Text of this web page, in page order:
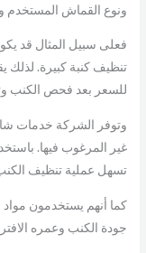
ونوع القماش المستخدم
فعلى سبيل المثال قد
تنظيف كنبة كبيرة. لذلك
للسعر بعد فحص الكنب
وتوفر الشركة خدمات
غير المرغوب فيها.
تسهل عملية تنظيف
كما أنهم يستخدمون
جودة الكنب وعمره